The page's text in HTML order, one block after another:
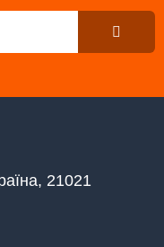
Submit
21021